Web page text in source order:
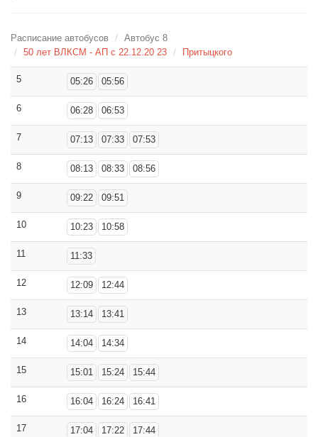
Расписание автобусов
Автобус 8
50 лет ВЛКСМ - АП с 22.12.20 23
Притыцкого
5 05:26 05:56
6 06:28 06:53
7 07:13 07:33 07:53
8 08:13 08:33 08:56
9 09:22 09:51
10 10:23 10:58
11 11:33
12 12:09 12:44
13 13:14 13:41
14 14:04 14:34
15 15:01 15:24 15:44
16 16:04 16:24 16:41
17 17:04 17:22 17:44